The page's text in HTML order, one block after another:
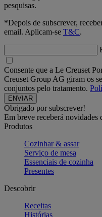
pesquisas.
*Depois de subscrever,
email. Aplicam-se T&C.
Consente que a Le Creuset
Creuset Group AG giram os
conjuntos pelo tratamento.
Obrigado por subscrever!
Em breve receberá novidades
Produtos
Cozinhar & assar
Serviço de mesa
Essenciais de cozinha
Presentes
Descobrir
Receitas
Histórias